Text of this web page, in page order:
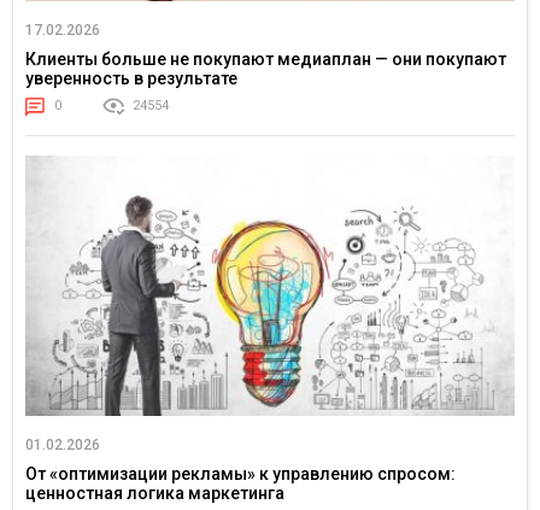
17.02.2026
Клиенты больше не покупают медиаплан — они покупают
уверенность в результате
0 24554
01.02.2026
От «оптимизации рекламы» к управлению спросом:
ценностная логика маркетинга